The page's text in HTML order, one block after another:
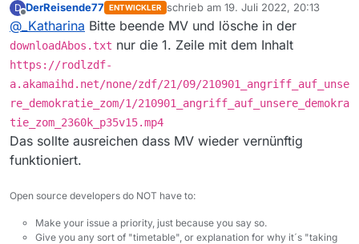
@_KatharinaBitte poste deine
downloadAbos.txt
-Datei. Ich könnte mir
vorstellen dass darin ein Fehler existiert der
die Verarbeitung verhindert und zu dem
Ergebnis führt.
Aufgebläht durch zwei Updates enthält sie leider
16.236 Einträge… Wenn es um die fehlerhaften
Umlaute geht, so zählt Notepad++ 2648 Einträge…
Oder geht es um etwas anders?
Wenn ich die Einträge lösche, liest MV die dann
wieder ein oder muss ich die Umlaute bei jedem
Eintrag korrigieren?
downloadAbos.txt
D
Offline
DerReisende77 ENTWICKLER schrieb am 19. Juli 2022, 20:13
zuletzt editiert von
@ _Katharina Bitte beende MV und lösche in der
downloadAbos.txt nur die 1. Zeile mit dem Inhalt
https://rodlzdf-
a.akamaihd.net/none/zdf/21/09/210901_angriff_auf_unse
re_demokratie_zom/1/210901_angriff_auf_unsere_demokra
tie_zom_2360k_p35v15.mp4
Das sollte ausreichen dass MV wieder vernünftig
funktioniert.
Open source developers do NOT have to:
Make your issue a priority, just because you say so.
Give you any sort of "timetable", or explanation for why it´s "taking